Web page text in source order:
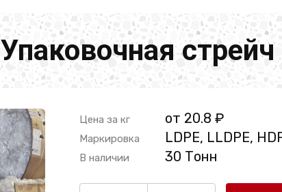
Упаковочная
Цена за кг от 20.8 ₽
Маркировка LDPE, LLDPE,
В наличии 30 Тонн